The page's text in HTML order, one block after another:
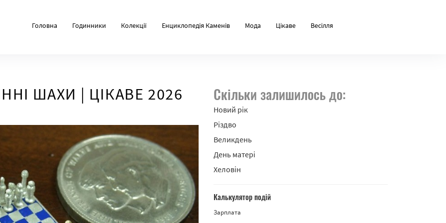
Головна Годинники Колекції Енциклопедія Каменів Мода Цікаве Весілля
ШАХИ | ЦІКАВЕ 2026 Скільки залишилось до:
Новий рік
Різдво
Великдень
День матері
Хеловін
Калькулятор подій
Зарплата